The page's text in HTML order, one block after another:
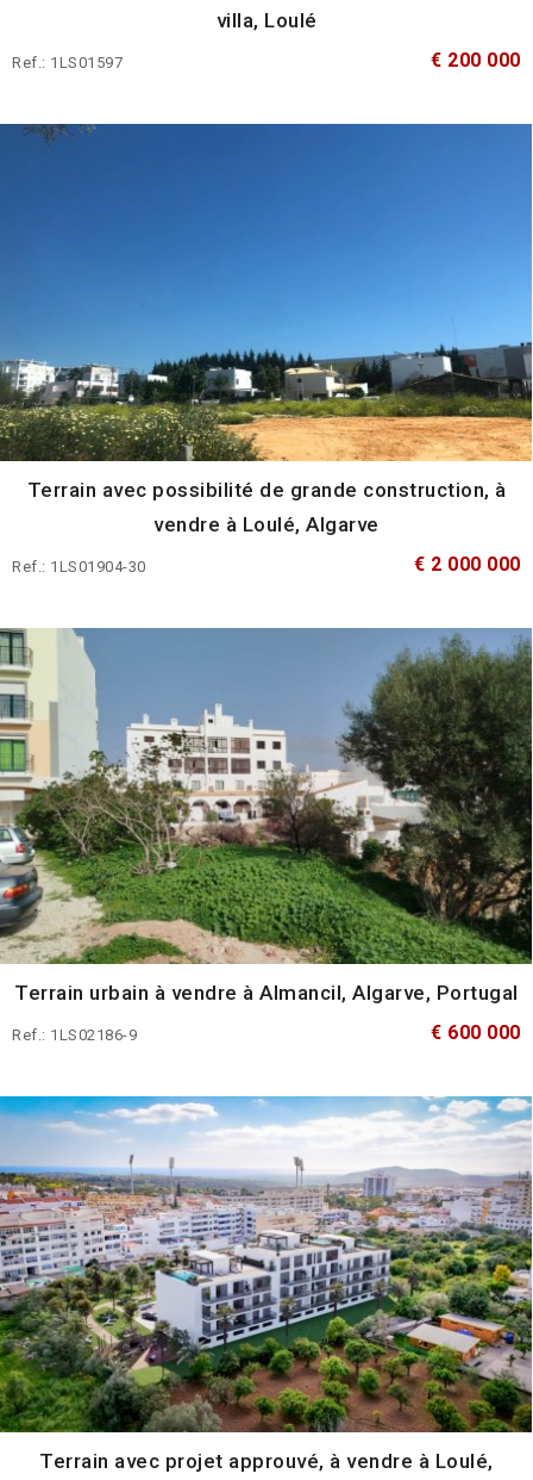
villa, Loulé
Ref.: 1LS01597 € 200 000
Terrain avec possibilité de grande construction, à
vendre à Loulé, Algarve
Ref.: 1LS01904-30 € 2 000 000
Terrain urbain à vendre à Almancil, Algarve, Portugal
Ref.: 1LS02186-9 € 600 000
Terrain avec projet approuvé, à vendre à Loulé,